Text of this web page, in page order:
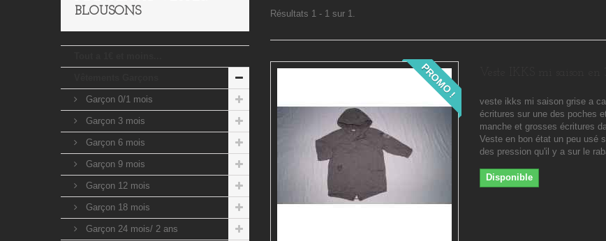
BLOUSONS
Garçon 0/1 mois
Garçon 3 mois
Garçon 6 mois
Garçon 9 mois
Garçon 12 mois
Garçon 18 mois
Garçon 24 mois/ 2 ans
Résultats 1 - 1 sur 1.
PROMO !
veste ikks mi saison grise a
écritures sur une des poches
manche et grosses écritures
Veste en bon état un peu usé
des pression qu'il y a sur le
Disponible